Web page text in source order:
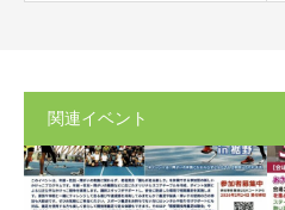
関連イベント